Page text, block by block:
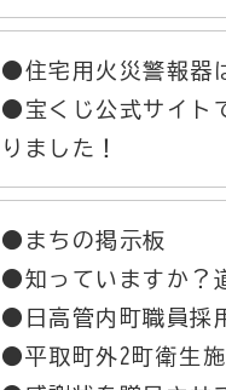
●住宅用火災警報器
●宝くじ公式サイト
りました！
●まちの掲示板
●知っていますか？
●日高管内町職員採
●平取町外2町衛生